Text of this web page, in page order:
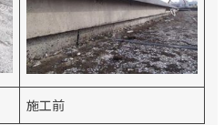
施工前